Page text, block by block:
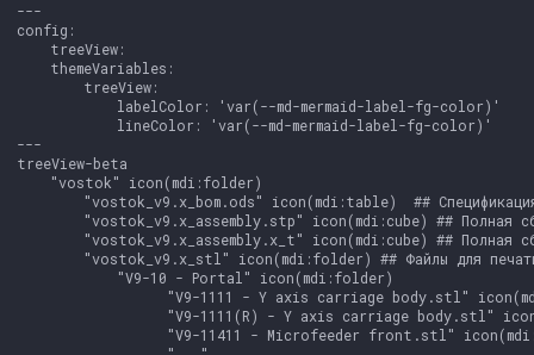
а
---
config:
    treeView:
    themeVariables:
        treeView:
            labelColor: 'var(--md-mermaid-label-fg-color)'
            lineColor: 'var(--md-mermaid-label-fg-color)'
---
treeView-beta
    "vostok" icon(mdi:folder)
"vostok_v9.x_bom.ods" icon(mdi:table)  ##
"vostok_v9.x_assembly.stp" icon(mdi:cube) ## Полная
"vostok_v9.x_assembly.x_t" icon(mdi:cube) ## Полная
"vostok_v9.x_stl" icon(mdi:folder) ## Файлы для
            "V9-10 - Portal" icon(mdi:folder)
"V9-1111 - Y axis carriage body.stl"
"V9-1111(R) - Y axis carriage body.stl"
"V9-11411 - Microfeeder front.stl"